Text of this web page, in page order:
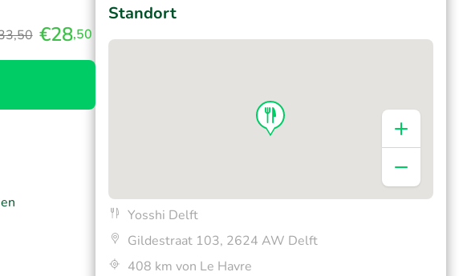
€28,50
Standort
Yosshi Delft
Gildestraat 103, 2624 AW Delft
408 km von Le Havre